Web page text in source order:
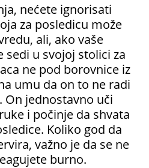
nećete ignorisati
za posledicu može
ali, ako vaše
u svojoj stolici za
ne pod borovnice iz
umu da on to ne radi
On jednostavno uči
i počinje da shvata
Koliko god da
važno je da se ne
burno.